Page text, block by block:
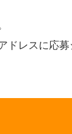
レスに応募